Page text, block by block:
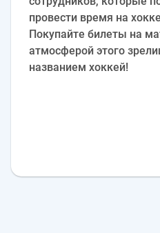
провести время на
Покупайте билеты на
атмосферой этого
названием хоккей!